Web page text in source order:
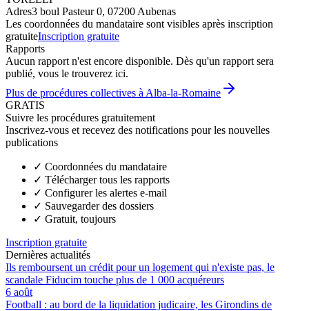
Adres3 boul Pasteur 0, 07200 Aubenas
Les coordonnées du mandataire sont visibles après inscription
gratuiteInscription gratuite
Rapports
Aucun rapport n'est encore disponible. Dès qu'un rapport sera
publié, vous le trouverez ici.
Plus de procédures collectives à Alba-la-Romaine
GRATIS
Suivre les procédures gratuitement
Inscrivez-vous et recevez des notifications pour les nouvelles
publications
✓ Coordonnées du mandataire
✓ Télécharger tous les rapports
✓ Configurer les alertes e-mail
✓ Sauvegarder des dossiers
✓ Gratuit, toujours
Inscription gratuite
Dernières actualités
Ils remboursent un crédit pour un logement qui n'existe pas, le
scandale Fiducim touche plus de 1 000 acquéreurs
6 août
Football : au bord de la liquidation judicaire, les Girondins de